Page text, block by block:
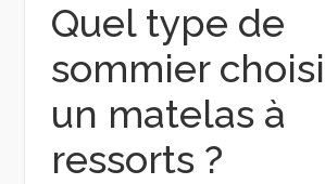
Quel type de
sommier
un matelas à
ressorts ?